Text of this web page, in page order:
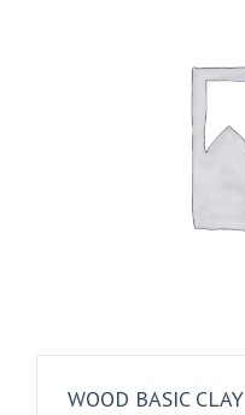
WOOD BASIC CLAY